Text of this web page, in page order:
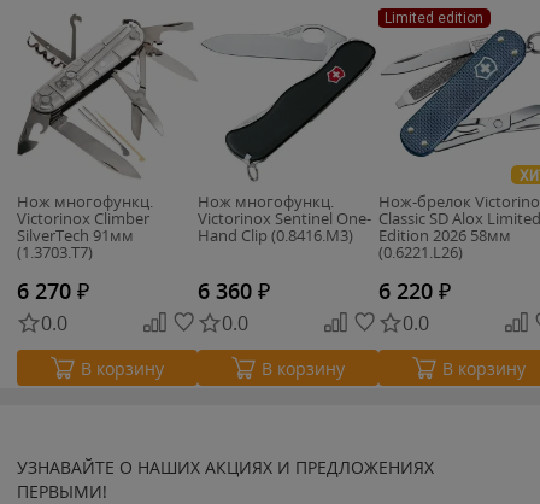
Нож многофункц.
Victorinox Climber
SilverTech 91мм
(1.3703.T7)
6 270 ₽
0.0
В корзину
Нож многофункц.
Victorinox Sentinel One-
Hand Clip (0.8416.M3)
6 360 ₽
0.0
В корзину
Limited edition
Нож-брелок
Classic SD Alox Limited
Edition 2026 58мм
(0.6221.L26)
6 220 ₽
0.0
В корзину
УЗНАВАЙТЕ О НАШИХ АКЦИЯХ И ПРЕДЛОЖЕНИЯХ
ПЕРВЫМИ!